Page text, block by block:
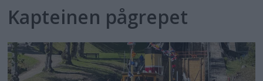
Kapteinen pågrepet